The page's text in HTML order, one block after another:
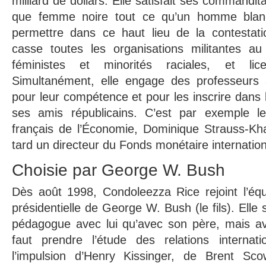
que femme noire tout ce qu’un homme
permettre dans ce haut lieu de la
casse toutes les organisations militantes au
féministes et minorités raciales, et
Simultanément, elle engage des
pour leur compétence et pour les inscrire dans
ses amis républicains. C’est par exemple
français de l’Économie, Dominique Strauss-
tard un directeur du Fonds monétaire
Choisie par George W. Bush
Dès août 1998, Condoleezza Rice rejoint
présidentielle de George W. Bush (le fils). Elle
pédagogue avec lui qu’avec son père, mais
faut prendre l’étude des relations
l’impulsion d’Henry Kissinger, de Brent